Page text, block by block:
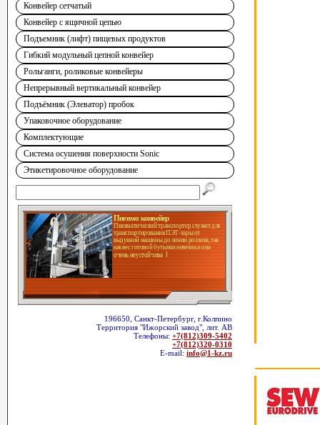
Конвейер сетчатый
Конвейер с ящичной цепью
Подъемник (лифт) пищевых продуктов
Гибкий модульный цепной конвейер
Рольганги, роликовые конвейеры
Непрерывный вертикальный конвейер
Подъёмник (Элеватор) пробок
Упаковочное оборудование
Комплектующие
Система осушения поверхности Sonic
Этикетировочное оборудование
Пневмо конвейер
Пневматический транспортер служит для
транспортирования ПЭТ-тары от
выдувной машины до линии розлива, так
как вес готовой бутылки невелик и она
очень неустойчива
196650, Санкт-Петербург, г.Колпино
Территория "Ижорский завод", лит. АВ
Телефоны: +7(812)309-5402
+7(812)320-0310
E-mail: info@1-kz.ru